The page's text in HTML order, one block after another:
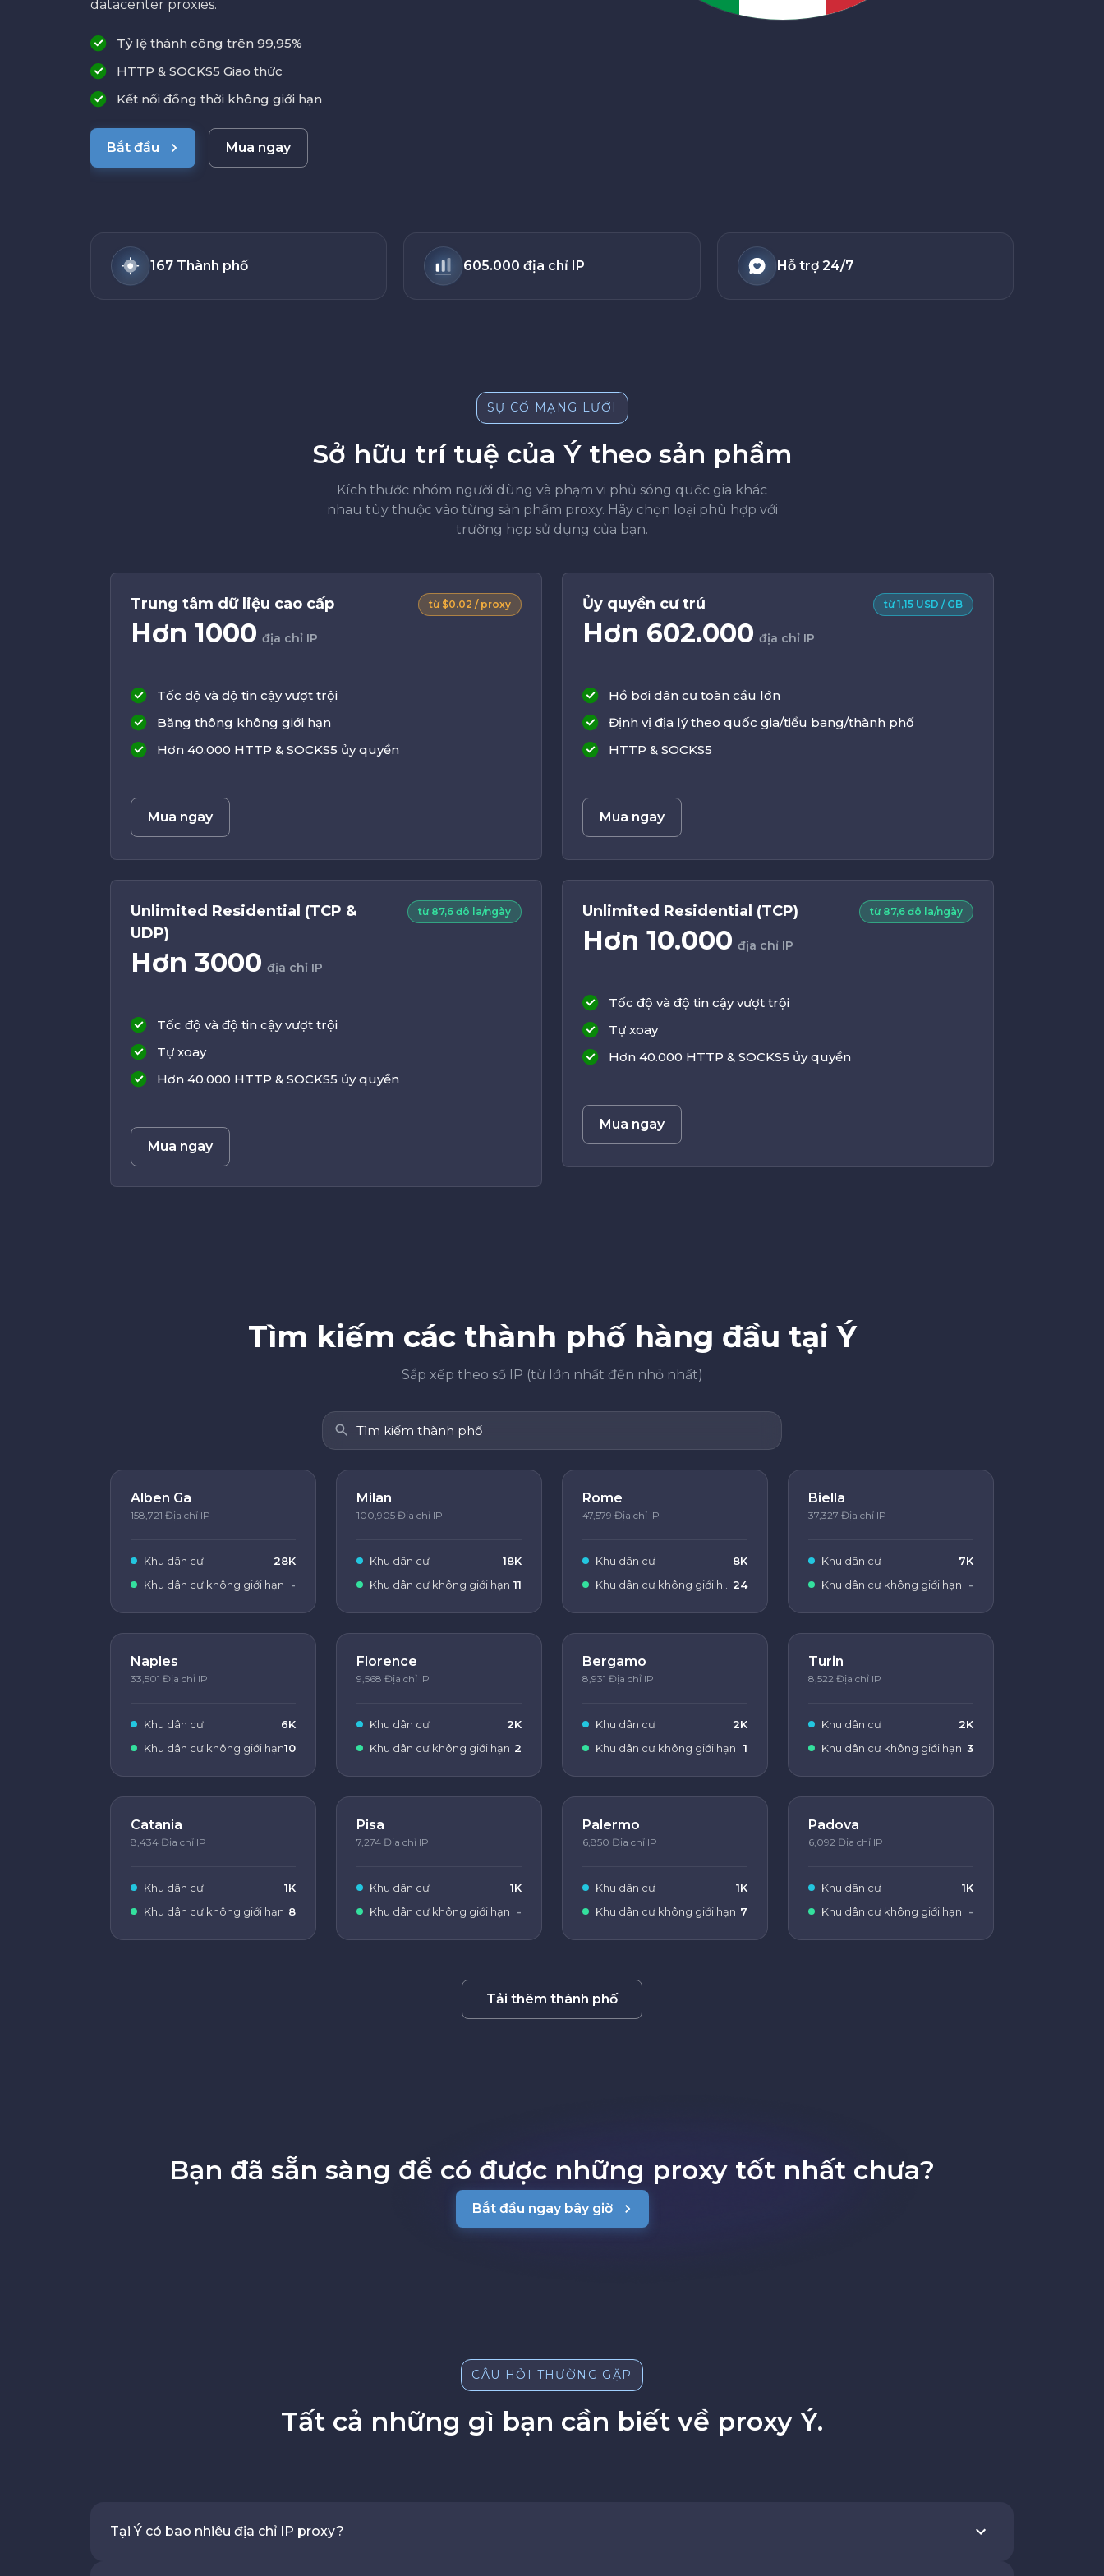
datacenter proxies.
Tỷ lệ thành công trên 99,95%
HTTP & SOCKS5 Giao thức
Kết nối đồng thời không giới hạn
Bắt đầu Mua ngay
167 Thành phố 605.000 địa chỉ IP Hỗ trợ 24/7
SỰ CỐ MẠNG LƯỚI
Sở hữu trí tuệ của Ý theo sản phẩm
Kích thước nhóm người dùng và phạm vi phủ sóng quốc gia khác
nhau tùy thuộc vào từng sản phẩm proxy. Hãy chọn loại phù hợp với
trường hợp sử dụng của bạn.
Trung tâm dữ liệu cao cấp
Hơn 1000 địa chỉ IP
từ $0.02 / proxy
Tốc độ và độ tin cậy vượt trội
Băng thông không giới hạn
Hơn 40.000 HTTP & SOCKS5 ủy quyền
Mua ngay
Ủy quyền cư trú
Hơn 602.000 địa chỉ IP
từ 1,15 USD / GB
Hồ bơi dân cư toàn cầu lớn
Định vị địa lý theo quốc gia/tiểu bang/thành phố
HTTP & SOCKS5
Mua ngay
Unlimited Residential (TCP &
UDP)
Hơn 3000 địa chỉ IP
từ 87,6 đô la/ngày
Tốc độ và độ tin cậy vượt trội
Tự xoay
Hơn 40.000 HTTP & SOCKS5 ủy quyền
Mua ngay
Unlimited Residential (TCP)
Hơn 10.000 địa chỉ IP
từ 87,6 đô la/ngày
Tốc độ và độ tin cậy vượt trội
Tự xoay
Hơn 40.000 HTTP & SOCKS5 ủy quyền
Mua ngay
Tìm kiếm các thành phố hàng đầu tại Ý
Sắp xếp theo số IP (từ lớn nhất đến nhỏ nhất)
Alben Ga
158,721 Địa chỉ IP
Khu dân cư
28K
Khu dân cư không giới hạn
-
Milan
100,905 Địa chỉ IP
Khu dân cư
18K
Khu dân cư không giới hạn 11
Rome
47,579 Địa chỉ IP
Khu dân cư
8K
24
Biella
37,327 Địa chỉ IP
Khu dân cư
7K
Khu dân cư không giới hạn
-
Naples
33,501 Địa chỉ IP
Khu dân cư
6K
Khu dân cư không giới hạn10
Florence
9,568 Địa chỉ IP
Khu dân cư
2K
Khu dân cư không giới hạn 2
Bergamo
8,931 Địa chỉ IP
Khu dân cư
2K
Khu dân cư không giới hạn
1
Turin
8,522 Địa chỉ IP
Khu dân cư
2K
Khu dân cư không giới hạn 3
Catania
8,434 Địa chỉ IP
Khu dân cư
1K
Khu dân cư không giới hạn 8
Pisa
7,274 Địa chỉ IP
Khu dân cư
1K
Khu dân cư không giới hạn
-
Palermo
6,850 Địa chỉ IP
Khu dân cư
1K
Khu dân cư không giới hạn 7
Padova
6,092 Địa chỉ IP
Khu dân cư
1K
Khu dân cư không giới hạn
-
Tải thêm thành phố
Bạn đã sẵn sàng để có được những proxy tốt nhất chưa?
Bắt đầu ngay bây giờ
CÂU HỎI THƯỜNG GẶP
Tất cả những gì bạn cần biết về proxy Ý.
Tại Ý có bao nhiêu địa chỉ IP proxy?